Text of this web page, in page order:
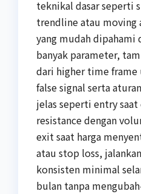
teknikal dasar seperti
trendline atau moving
yang mudah
banyak parameter,
dari higher time
false signal serta
jelas seperti entry
resistance dengan
exit saat harga
atau stop loss,
konsisten minimal
bulan tanpa